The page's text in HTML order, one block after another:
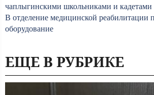
чаплыгинскими школьниками и кадетами
В отделение медицинской реабилитации
оборудование
ЕЩЕ В РУБРИКЕ